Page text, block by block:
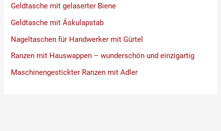
Geldtasche mit gelaserter Biene
Geldtasche mit Äskulapstab
Nageltaschen für Handwerker mit Gürtel
Ranzen mit Hauswappen – wunderschön und einzigartig
Maschinengestickter Ranzen mit Adler